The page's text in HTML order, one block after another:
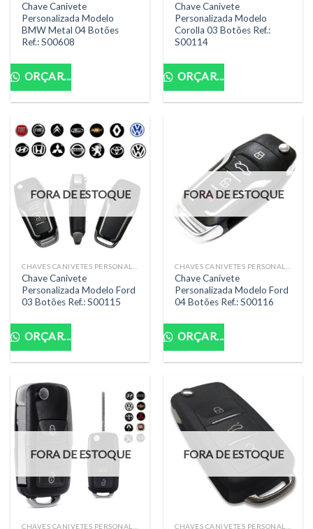
Chave Canivete
Personalizada Modelo
BMW Metal 04 Botões
Ref.: S00608
ORÇAR...
Chave Canivete
Personalizada Modelo
Corolla 03 Botões Ref.:
S00114
ORÇAR...
FORA DE ESTOQUE
Chave Canivete
Personalizada Modelo Ford
03 Botões Ref.: S00115
ORÇAR...
FORA DE ESTOQUE
Chave Canivete
Personalizada Modelo Ford
04 Botões Ref.: S00116
ORÇAR...
FORA DE ESTOQUE FORA DE ESTOQUE